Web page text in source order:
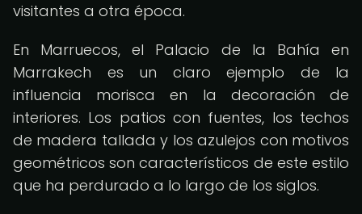
visitantes a otra época.
En Marruecos, el Palacio de la Bahía en
Marrakech es un claro ejemplo de la
influencia morisca en la decoración de
interiores. Los patios con fuentes, los techos
de madera tallada y los azulejos con motivos
geométricos son característicos de este estilo
que ha perdurado a lo largo de los siglos.